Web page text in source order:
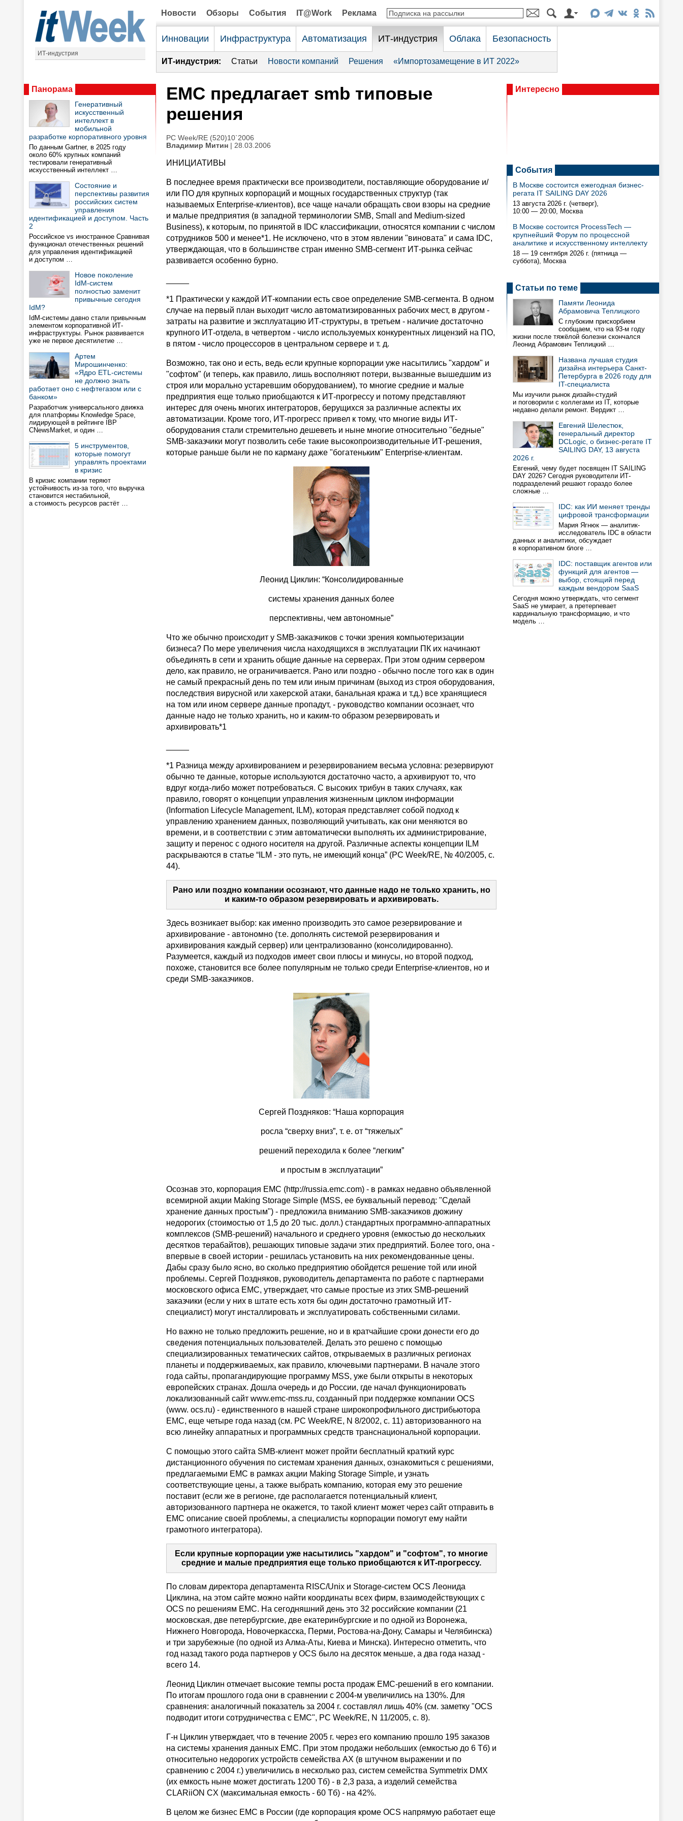
ИТ-индустрия
Новости Обзоры События IT@Work Реклама
Инновации Инфраструктура Автоматизация ИТ-индустрия Облака Безопасность
ИТ-индустрия: Статьи Новости компаний Решения «Импортозамещение в ИТ 2022»
Панорама
Генеративный
искусственный
интеллект в
мобильной
разработке корпоративного уровня
По данным Gartner, в 2025 году
около 60% крупных компаний
тестировали генеративный
искусственный интеллект …
Состояние и
перспективы развития
российских систем
управления
идентификацией и доступом. Часть
2
Российское vs иностранное Сравнивая
функционал отечественных решений
для управления идентификацией
и доступом …
Новое поколение
IdM-систем
полностью заменит
привычные сегодня
IdM?
IdM-системы давно стали привычным
элементом корпоративной ИТ-
инфраструктуры. Рынок развивается
уже не первое десятилетие …
Артем
Мирошинченко:
«Ядро ETL-системы
не должно знать
работает оно с нефтегазом или с
банком»
Разработчик универсального движка
для платформы Knowledge Space,
лидирующей в рейтинге IBP
CNewsMarket, и один …
5 инструментов,
которые помогут
управлять проектами
в кризис
В кризис компании теряют
устойчивость из-за того, что выручка
становится нестабильной,
а стоимость ресурсов растёт …
ЕМС предлагает smb типовые
решения
PC Week/RE (520)10`2006
Владимир Митин | 28.03.2006
ИНИЦИАТИВЫ
В последнее время практически все производители, поставляющие оборудование и/
или ПО для крупных корпораций и мощных государственных структур (так
называемых Enterprise-клиентов), все чаще начали обращать свои взоры на средние
и малые предприятия (в западной терминологии SMB, Small and Medium-sized
Business), к которым, по принятой в IDC классификации, относятся компании с числом
сотрудников 500 и менее*1. Не исключено, что в этом явлении "виновата" и сама IDC,
утверждающая, что в большинстве стран именно SMB-cегмент ИТ-рынка сейчас
развивается особенно бурно.
*1 Практически у каждой ИТ-компании есть свое определение SMB-сегмента. В одном
случае на первый план выходит число автоматизированных рабочих мест, в другом -
затраты на развитие и эксплуатацию ИТ-структуры, в третьем - наличие достаточно
крупного ИТ-отдела, в четвертом - число используемых конкурентных лицензий на ПО,
в пятом - число процессоров в центральном сервере и т. д.
Возможно, так оно и есть, ведь если крупные корпорации уже насытились "хардом" и
"софтом" (и теперь, как правило, лишь восполняют потери, вызванные вышедшим из
строя или морально устаревшим оборудованием), то многие средние и малые
предприятия еще только приобщаются к ИТ-прогрессу и потому представляют
интерес для очень многих интеграторов, берущихся за различные аспекты их
автоматизации. Кроме того, ИТ-прогресс привел к тому, что многие виды ИТ-
оборудования стали стремительно дешеветь и ныне многие относительно "бедные"
SMB-заказчики могут позволить себе такие высокопроизводительные ИТ-решения,
которые раньше были не по карману даже "богатеньким" Enterprise-клиентам.
Леонид Циклин: “Консолидированные
системы хранения данных более
перспективны, чем автономные”
Что же обычно происходит у SMB-заказчиков с точки зрения компьютеризации
бизнеса? По мере увеличения числа находящихся в эксплуатации ПК их начинают
объединять в сети и хранить общие данные на серверах. При этом одним сервером
дело, как правило, не ограничивается. Рано или поздно - обычно после того как в один
не самый прекрасный день по тем или иным причинам (выход из строя оборудования,
последствия вирусной или хакерской атаки, банальная кража и т.д.) все хранящиеся
на том или ином сервере данные пропадут, - руководство компании осознает, что
данные надо не только хранить, но и каким-то образом резервировать и
архивировать*1
*1 Разница между архивированием и резервированием весьма условна: резервируют
обычно те данные, которые используются достаточно часто, а архивируют то, что
вдруг когда-либо может потребоваться. C высоких трибун в таких случаях, как
правило, говорят о концепции управления жизненным циклом информации
(Information Lifecycle Management, ILM), которая представляет собой подход к
управлению хранением данных, позволяющий учитывать, как они меняются во
времени, и в соответствии с этим автоматически выполнять их администрирование,
защиту и перенос с одного носителя на другой. Различные аспекты концепции ILM
раскрываются в статье “ILM - это путь, не имеющий конца” (PC Week/RE, № 40/2005, c.
44).
Рано или поздно компании осознают, что данные надо не только хранить, но
и каким-то образом резервировать и архивировать.
Здесь возникает выбор: как именно производить это самое резервирование и
архивирование - автономно (т.е. дополнять системой резервирования и
архивирования каждый сервер) или централизованно (консолидированно).
Разумеется, каждый из подходов имеет свои плюсы и минусы, но второй подход,
похоже, становится все более популярным не только среди Enterprise-клиентов, но и
среди SMB-заказчиков.
Сергей Поздняков: “Наша корпорация
росла “сверху вниз”, т. е. от “тяжелых”
решений переходила к более “легким”
и простым в эксплуатации”
Осознав это, корпорация EMC (http://russia.emc.com) - в рамках недавно объявленной
всемирной акции Making Storage Simple (MSS, ее буквальный перевод: "Сделай
хранение данных простым") - предложила вниманию SMB-заказчиков дюжину
недорогих (стоимостью от 1,5 до 20 тыс. долл.) стандартных программно-аппаратных
комплексов (SMB-решений) начального и среднего уровня (емкостью до нескольких
десятков терабайтов), решающих типовые задачи этих предприятий. Более того, она -
впервые в своей истории - решилась установить на них рекомендованные цены.
Дабы сразу было ясно, во сколько предприятию обойдется решение той или иной
проблемы. Сергей Поздняков, руководитель департамента по работе с партнерами
московского офиса EMC, утверждает, что самые простые из этих SMB-решений
заказчики (если у них в штате есть хотя бы один достаточно грамотный ИТ-
специалист) могут инсталлировать и эксплуатировать собственными силами.
Но важно не только предложить решение, но и в кратчайшие сроки донести его до
сведения потенциальных пользователей. Делать это решено с помощью
специализированных тематических сайтов, открываемых в различных регионах
планеты и поддерживаемых, как правило, ключевыми партнерами. В начале этого
года сайты, пропагандирующие программу MSS, уже были открыты в некоторых
европейских странах. Дошла очередь и до России, где начал функционировать
локализованный сайт www.emc-mss.ru, созданный при поддержке компании OCS
(www. ocs.ru) - единственного в нашей стране широкопрофильного дистрибьютора
EMC, еще четыре года назад (см. PC Week/RE, N 8/2002, с. 11) авторизованного на
всю линейку аппаратных и программных средств транснациональной корпорации.
С помощью этого сайта SMB-клиент может пройти бесплатный краткий курс
дистанционного обучения по системам хранения данных, ознакомиться с решениями,
предлагаемыми EMC в рамках акции Making Storage Simple, и узнать
соответствующие цены, а также выбрать компанию, которая ему это решение
поставит (если же в регионе, где располагается потенциальный клиент,
авторизованного партнера не окажется, то такой клиент может через сайт отправить в
EMC описание своей проблемы, а специалисты корпорации помогут ему найти
грамотного интегратора).
Если крупные корпорации уже насытились "хардом" и "софтом", то многие
средние и малые предприятия еще только приобщаются к ИТ-прогрессу.
По словам директора департамента RISC/Unix и Storage-систем OCS Леонида
Циклина, на этом сайте можно найти координаты всех фирм, взаимодействующих с
OCS по решениям EMC. На сегодняшний день это 32 российские компании (21
московская, две петербургские, две екатеринбургские и по одной из Воронежа,
Нижнего Новгорода, Новочеркасска, Перми, Ростова-на-Дону, Самары и Челябинска)
и три зарубежные (по одной из Алма-Аты, Киева и Минска). Интересно отметить, что
год назад такого рода партнеров у OCS было на десяток меньше, а два года назад -
всего 14.
Леонид Циклин отмечает высокие темпы роста продаж EMC-решений в его компании.
По итогам прошлого года они в сравнении с 2004-м увеличились на 130%. Для
сравнения: аналогичный показатель за 2004 г. составлял лишь 40% (см. заметку "OCS
подводит итоги сотрудничества с EMC", PC Week/RE, N 11/2005, с. 8).
Г-н Циклин утверждает, что в течение 2005 г. через его компанию прошло 195 заказов
на системы хранения данных EMC. При этом продажи небольших (емкостью до 6 Тб) и
относительно недорогих устройств семейства AX (в штучном выражении и по
сравнению с 2004 г.) увеличились в несколько раз, систем семейства Symmetrix DMX
(их емкость ныне может достигать 1200 Тб) - в 2,3 раза, а изделий семейства
CLARiiON CX (максимальная емкость - 60 Тб) - на 42%.
В целом же бизнес EMC в России (где корпорация кроме OCS напрямую работает еще
Интересно
События
В Москве состоится ежегодная бизнес-
регата IT SAILING DAY 2026
13 августа 2026 г. (четверг),
10:00 — 20:00, Москва
В Москве состоится ProcessTech —
крупнейший Форум по процессной
аналитике и искусственному интеллекту
18 — 19 сентября 2026 г. (пятница —
суббота), Москва
Статьи по теме
Памяти Леонида
Абрамовича Теплицкого
С глубоким прискорбием
сообщаем, что на 93-м году
жизни после тяжёлой болезни скончался
Леонид Абрамович Теплицкий …
Названа лучшая студия
дизайна интерьера Санкт-
Петербурга в 2026 году для
IT-специалиста
Мы изучили рынок дизайн-студий
и поговорили с коллегами из IT, которые
недавно делали ремонт. Вердикт …
Евгений Шелестюк,
генеральный директор
DCLogic, о бизнес-регате IT
SAILING DAY, 13 августа
2026 г.
Евгений, чему будет посвящен IT SAILING
DAY 2026? Сегодня руководители ИТ-
подразделений решают гораздо более
сложные …
IDC: как ИИ меняет тренды
цифровой трансформации
Мария Ягнюк — аналитик-
исследователь IDC в области
данных и аналитики, обсуждает
в корпоративном блоге …
IDC: поставщик агентов или
функций для агентов —
выбор, стоящий перед
каждым вендором SaaS
Сегодня можно утверждать, что сегмент
SaaS не умирает, а претерпевает
кардинальную трансформацию, и что
модель …